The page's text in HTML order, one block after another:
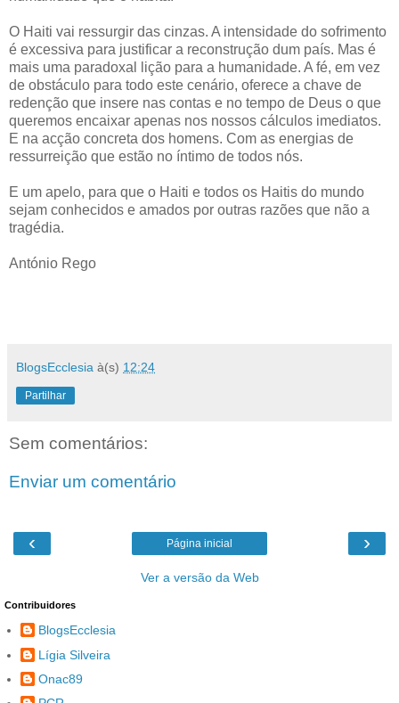
O Haiti vai ressurgir das cinzas. A intensidade do sofrimento
é excessiva para justificar a reconstrução dum país. Mas é
mais uma paradoxal lição para a humanidade. A fé, em vez
de obstáculo para todo este cenário, oferece a chave de
redenção que insere nas contas e no tempo de Deus o que
queremos encaixar apenas nos nossos cálculos imediatos.
E na acção concreta dos homens. Com as energias de
ressurreição que estão no íntimo de todos nós.
E um apelo, para que o Haiti e todos os Haitis do mundo
sejam conhecidos e amados por outras razões que não a
tragédia.
António Rego
BlogsEcclesia à(s) 12:24
Partilhar
Sem comentários:
Enviar um comentário
‹ ›
Página inicial
Ver a versão da Web
Contribuidores
BlogsEcclesia
Lígia Silveira
Onac89